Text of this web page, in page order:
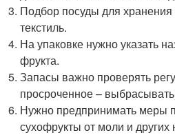
Подбор посуды для хранения
текстиль.
На упаковке нужно указать
фрукта.
Запасы важно проверять
просроченное –
Нужно предпринимать меры
сухофрукты от моли и других